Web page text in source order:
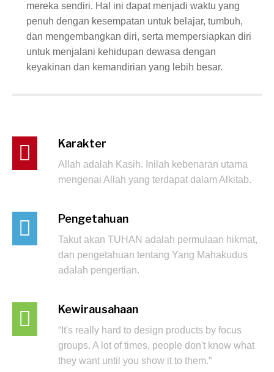
mereka sendiri. Hal ini dapat menjadi waktu yang
penuh dengan kesempatan untuk belajar, tumbuh,
dan mengembangkan diri, serta mempersiapkan diri
untuk menjalani kehidupan dewasa dengan
keyakinan dan kemandirian yang lebih besar.
Karakter
Allah adalah Kasih. Inilah kebenaran utama
mengenai Allah yang terdapat dalam Alkitab.
Pengetahuan
Takut akan TUHAN adalah permulaan hikmat,
dan pengetahuan tentang Yang Mahakudus
adalah pengertian.
Kewirausahaan
“It's really hard to design products by focus
groups. A lot of times, people don't know what
they want until you show it to them.”